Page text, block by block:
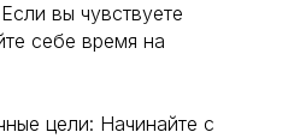
вы чувствуете
себе время на
цели: Начинайте с